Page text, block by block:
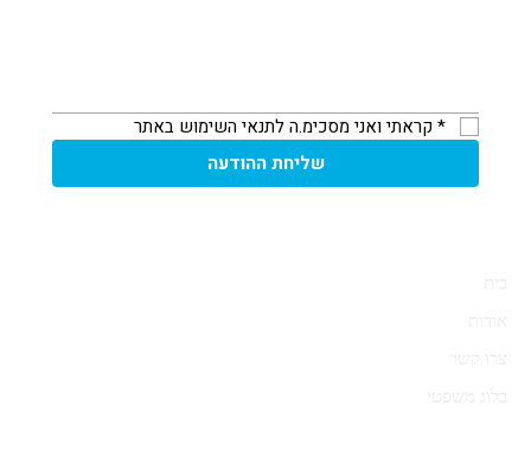
* קראתי ואני מסכימ.ה לתנאי השימוש באתר
שליחת ההודעה